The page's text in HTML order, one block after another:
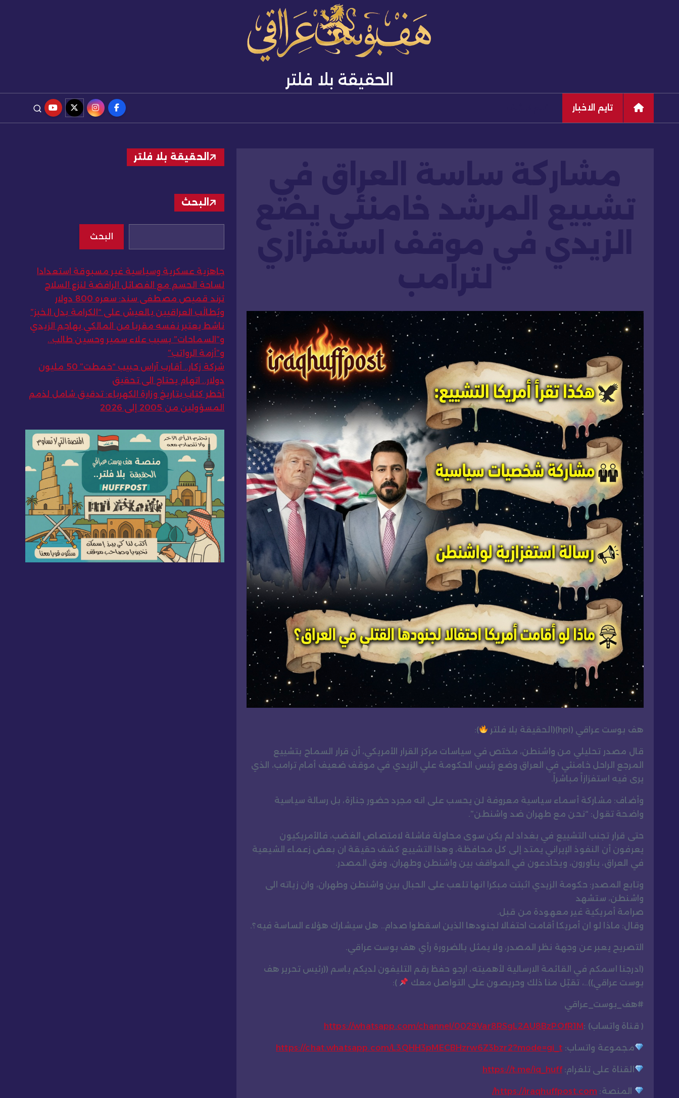
الحقيقة بلا فلتر
تايم الاخبار
مشاركة ساسة العراق في
تشييع المرشد خامنئي يضع
الزيدي في موقف استفزازي
لترامب
هف بوست عراقي (hpi)(الحقيقة بلا فلتر ):
قال مصدر تحليلي من واشنطن، مختص في سياسات مركز القرار الأمريكي، أن قرار السماح بتشييع
المرجع الراحل خامنئي في العراق وضع رئيس الحكومة علي الزيدي في موقف ضعيف أمام ترامب، الذي
يرى فيه استفزازاً مباشراً.
وأضاف: مشاركة أسماء سياسية معروفة لن يحسب على انه مجرد حضور جنازة، بل رسالة سياسية
واضحة تقول: “نحن مع طهران ضد واشنطن”.
حتى قرار تجنب التشييع في بغداد لم يكن سوى محاولة فاشلة لامتصاص الغضب، فالأمريكيون
يعرفون أن النفوذ الإيراني يمتد إلى كل محافظة، وهذا التشييع كشف حقيقة ان بعض زعماء الشيعية
في العراق، يناورون، ويخادعون في المواقف بين واشنطن وطهران، وفق المصدر.
وتابع المصدر: حكومة الزيدي اثبتت مبكرا انها تلعب على الحبال بين واشنطن وطهران، وان زياته الى
واشنطن، ستشهد
صرامة أمريكية غير معهودة من قبل.
وقال: ماذا لو ان أمريكا أقامت احتفالا لجنودها الذين اسقطوا صدام.. هل سيشارك هؤلاء الساسة فيه؟.
التصريح يعبر عن وجهة نظر المصدر، ولا يمثل بالضرورة رأي هف بوست عراقي.
(ادرجنا اسمكم في القائمة الارسالية لأهميته، ارجو حفظ رقم التليفون لديكم باسم ((رئيس تحرير هف
بوست عراقي))..، تقبّل منا ذلك وحريصون على التواصل معك
):
#هف_بوست_عراقي
( قناة واتساب) :https://whatsapp.com/channel/0029Var8RSgL2AU8BzPOfR1M
مجموعة واتساب: https://chat.whatsapp.com/L3QHH3pMECBHzrw6Z3bzr2?mode=gi_t
القناة على تلغرام:https://t.me/iq_huff
المنصة: https://iraqhuffpost.com/
الحقيقة بلا فلتر
البحث
البحث
جاهزية عسكرية وسياسية غير مسبوقة استعدادا
لساحة الحسم مع الفصائل الرافضة لنزع السلاح
ترند قميص مصطفى سند: سعره 800 دولار
ويُطالَب العراقيين بالعيش على “الكرامة بدل الخبز”
ناشط يعتبر نفسه مقربا من المالكي يهاجم الزيدي
و”السماحات” بسبب علاء سمير وحسين طالب..
و”أزمة الرواتب”
شركة زكار.. أقارب آراس حبيب “خمطت” 50 مليون
دولار.. اتهام يحتاج الى تحقيق
أخطر كتاب بتاريخ وزارة الكهرباء: تدقيق شامل لذمم
المسؤولين من 2005 إلى 2026